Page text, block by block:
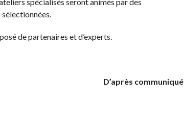
de partenaires et d’experts.
D’après communiqué